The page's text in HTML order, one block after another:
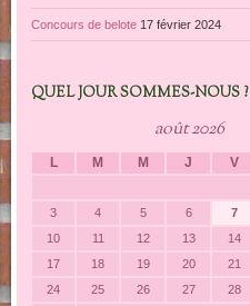
Concours de belote 17 février 2024
QUEL JOUR SOMMES-NOUS ?
août 2026
L M M J V
3
4 5 6 7
10
11 12 13 14
17
18 19 20 21
24
25 26 27 28